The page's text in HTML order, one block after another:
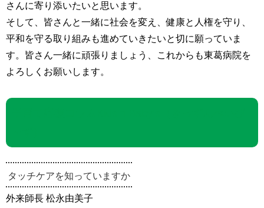
さんに寄り添いたいと思います。
そして、皆さんと一緒に社会を変え、健康と人権を守り、
平和を守る取り組みも進めていきたいと切に願っていま
す。皆さん一緒に頑張りましょう、これからも東葛病院を
よろしくお願いします。
タッチケアを知っていますか
外来師長 松永由美子